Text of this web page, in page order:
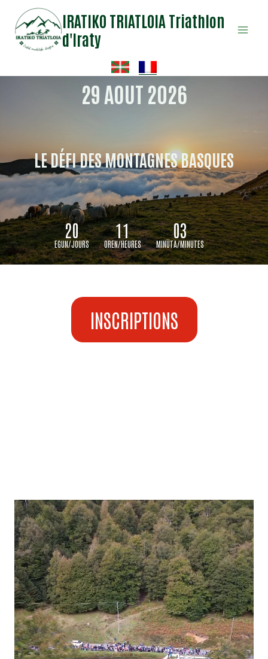
contenu
IRATIKO TRIATLOIA Triathlon
d'Iraty
29 AOUT 2026
LE DÉFI DES MONTAGNES BASQUES
20
EGUN/JOURS
11
OREN/HEURES
03
MINÜTA/MINUTES
INSCRIPTIONS